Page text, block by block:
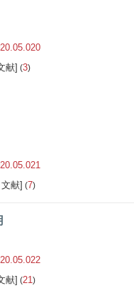
献] (3)
献] (7)
献] (21)